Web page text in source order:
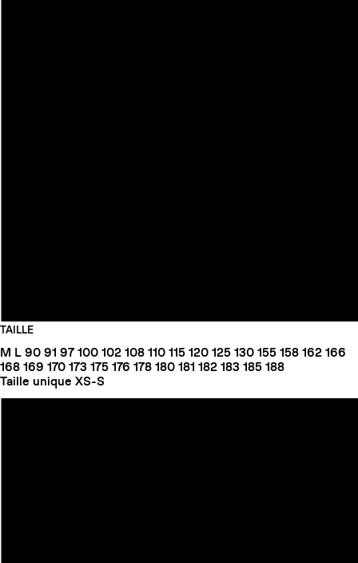
TAILLE
M L 90 91 97 100 102 108 110 115 120 125 130 155 158 162 166
168 169 170 173 175 176 178 180 181 182 183 185 188
Taille unique XS-S